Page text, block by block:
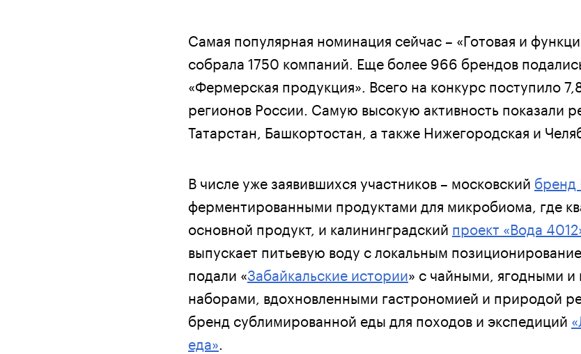
Самая популярная номинация сейчас – «Готовая и
собрала 1750 компаний. Еще более 966 брендов
«Фермерская продукция». Всего на конкурс поступило
регионов России. Самую высокую активность показали
Татарстан, Башкортостан, а также Нижегородская и
В числе уже заявившихся участников – московский бренд
ферментированными продуктами для микробиома, где
основной продукт, и калининградский проект «Вода
выпускает питьевую воду с локальным
подали «Забайкальские истории» с чайными, ягодными
наборами, вдохновленными гастрономией и природой
бренд сублимированной еды для походов и экспедиций
еда»